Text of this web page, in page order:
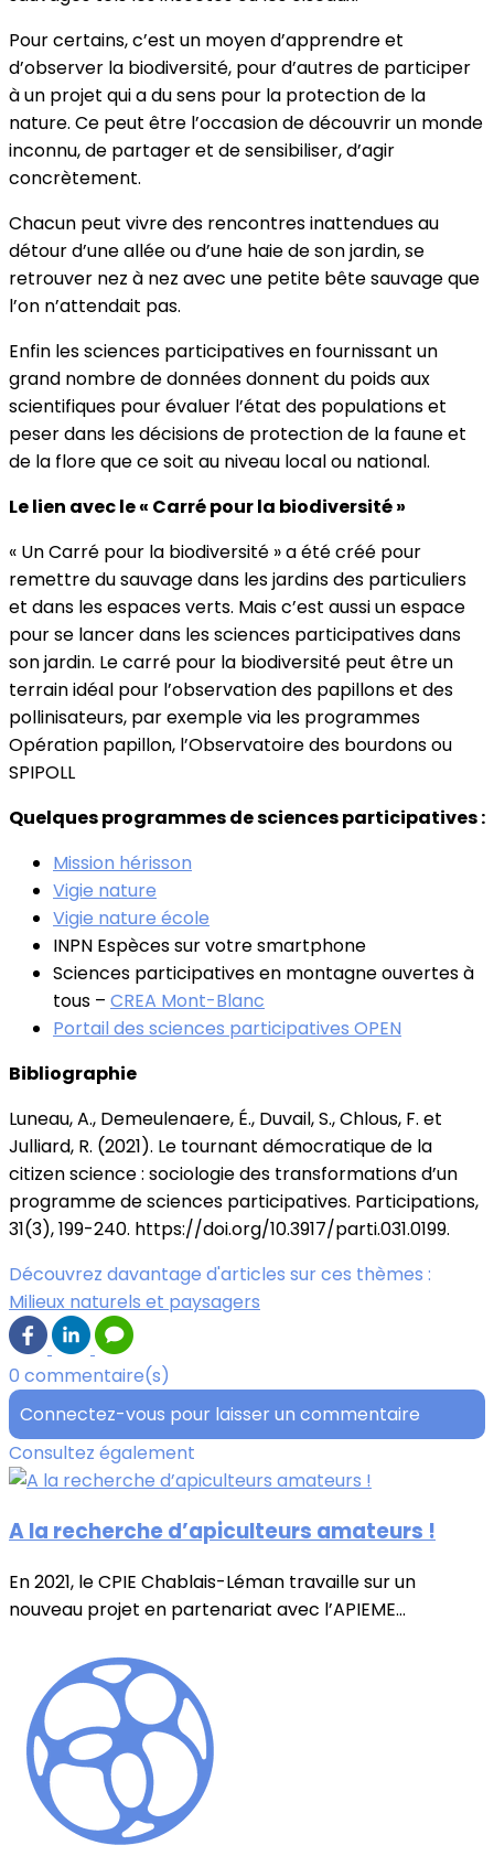
Pour certains, c’est un moyen d’apprendre et
d’observer la biodiversité, pour d’autres de participer
à un projet qui a du sens pour la protection de la
nature. Ce peut être l’occasion de découvrir un monde
inconnu, de partager et de sensibiliser, d’agir
concrètement.
Chacun peut vivre des rencontres inattendues au
détour d’une allée ou d’une haie de son jardin, se
retrouver nez à nez avec une petite bête sauvage que
l’on n’attendait pas.
Enfin les sciences participatives en fournissant un
grand nombre de données donnent du poids aux
scientifiques pour évaluer l’état des populations et
peser dans les décisions de protection de la faune et
de la flore que ce soit au niveau local ou national.
Le lien avec le « Carré pour la biodiversité »
« Un Carré pour la biodiversité » a été créé pour
remettre du sauvage dans les jardins des particuliers
et dans les espaces verts. Mais c’est aussi un espace
pour se lancer dans les sciences participatives dans
son jardin. Le carré pour la biodiversité peut être un
terrain idéal pour l’observation des papillons et des
pollinisateurs, par exemple via les programmes
Opération papillon, l’Observatoire des bourdons ou
SPIPOLL
Quelques programmes de sciences participatives :
Mission hérisson
Vigie nature
Vigie nature école
INPN Espèces sur votre smartphone
Sciences participatives en montagne ouvertes à
tous – CREA Mont-Blanc
Portail des sciences participatives OPEN
Bibliographie
Luneau, A., Demeulenaere, É., Duvail, S., Chlous, F. et
Julliard, R. (2021). Le tournant démocratique de la
citizen science : sociologie des transformations d’un
programme de sciences participatives. Participations,
31(3), 199-240. https://doi.org/10.3917/parti.031.0199.
Découvrez davantage d'articles sur ces thèmes :
Milieux naturels et paysagers
0 commentaire(s)
Connectez-vous pour laisser un commentaire
Consultez également
A la recherche d’apiculteurs amateurs !
En 2021, le CPIE Chablais-Léman travaille sur un
nouveau projet en partenariat avec l’APIEME...